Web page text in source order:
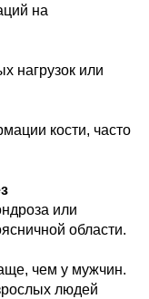
на
нагрузок или
кости, часто
или
области.
чем у мужчин.
людей